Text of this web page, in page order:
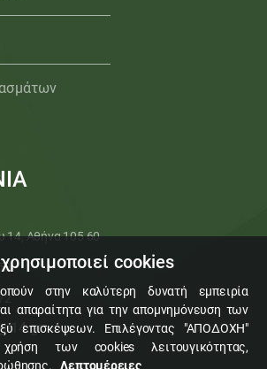
14, Αθήνα 105 60
cookies
στην καλύτερη δυνατή εμπειρία
απαραίτητα για την απομνημόνευση των
επισκέψεων. Επιλέγοντας "ΑΠΟΔΟΧΗ"
των cookies λειτουγικότητας,
Λεπτομέρειες